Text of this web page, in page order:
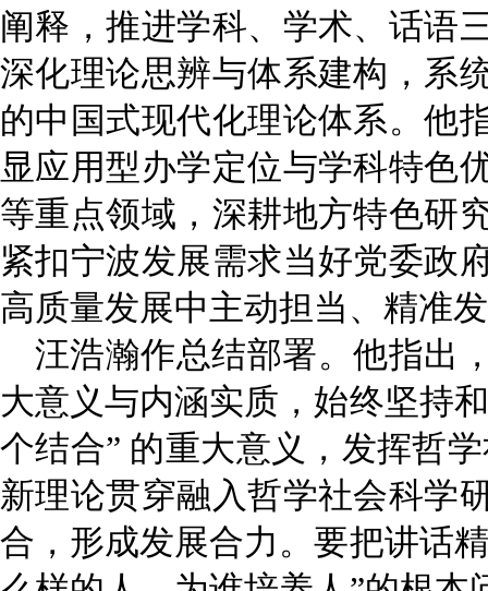
阐释，推进学科、学术、话语
深化理论思辨与体系建构，系
的中国式现代化理论体系。他
显应用型办学定位与学科特色
等重点领域，深耕地方特色研
紧扣宁波发展需求当好党委政
高质量发展中主动担当、精准
汪浩瀚作总结部署。他指出
大意义与内涵实质，始终坚持
个结合” 的重大意义，发挥哲
新理论贯穿融入哲学社会科学
合，形成发展合力。要把讲话